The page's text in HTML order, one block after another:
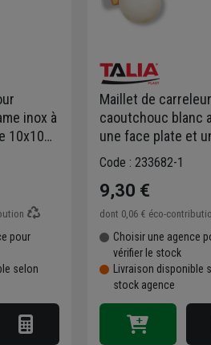
inox à
10x10
cm
pour
selon
Maillet de
caoutchouc blanc
une face plate et
bombée - diamètre
- 530 g
Code : 233682-1
9,30 €
dont 0,06 € éco-
Choisir une agence
vérifier le stock
Livraison disponible
stock agence